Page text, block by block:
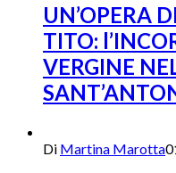
UN’OPERA
TITO:
VERGINE
Di Martina Marotta